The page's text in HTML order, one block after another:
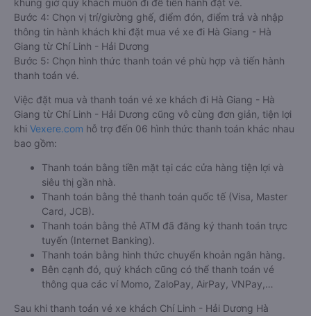
khung giờ quý khách muốn đi để tiến hành đặt vé.
Bước 4: Chọn vị trí/giường ghế, điểm đón, điểm trả và nhập
thông tin hành khách khi đặt mua vé xe đi Hà Giang - Hà
Giang từ Chí Linh - Hải Dương
Bước 5: Chọn hình thức thanh toán vé phù hợp và tiến hành
thanh toán vé.
Việc đặt mua và thanh toán vé xe khách đi Hà Giang - Hà
Giang từ Chí Linh - Hải Dương cũng vô cùng đơn giản, tiện lợi
khi Vexere.com hỗ trợ đến 06 hình thức thanh toán khác nhau
bao gồm:
Thanh toán bằng tiền mặt tại các cửa hàng tiện lợi và
siêu thị gần nhà.
Thanh toán bằng thẻ thanh toán quốc tế (Visa, Master
Card, JCB).
Thanh toán bằng thẻ ATM đã đăng ký thanh toán trực
tuyến (Internet Banking).
Thanh toán bằng hình thức chuyển khoản ngân hàng.
Bên cạnh đó, quý khách cũng có thể thanh toán vé
thông qua các ví Momo, ZaloPay, AirPay, VNPay,…
Sau khi thanh toán vé xe khách Chí Linh - Hải Dương Hà